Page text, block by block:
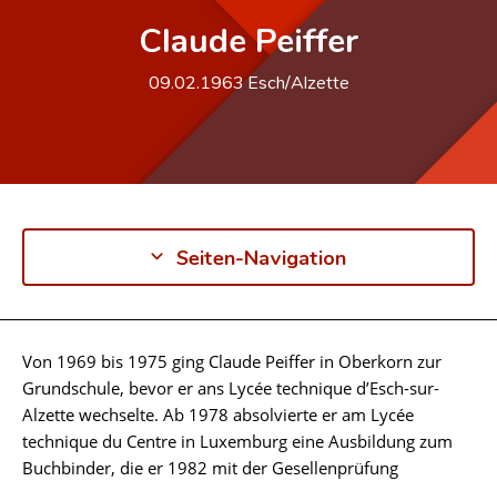
ForschungsgruppeClaude Peiffer
09.02.1963Esch/Alzette
Seiten-Navigation
Biographie
Von 1969 bis 1975 ging Claude Peiffer in Oberkorn zur
Grundschule, bevor er ans Lycée technique d’Esch-sur-
Alzette wechselte. Ab 1978 absolvierte er am Lycée
technique du Centre in Luxemburg eine Ausbildung zum
Buchbinder, die er 1982 mit der Gesellenprüfung